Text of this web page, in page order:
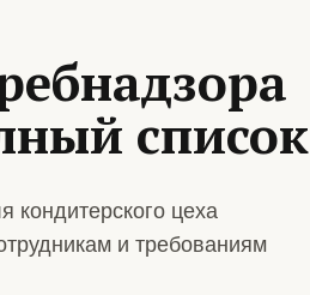
список
цеха
и требованиям